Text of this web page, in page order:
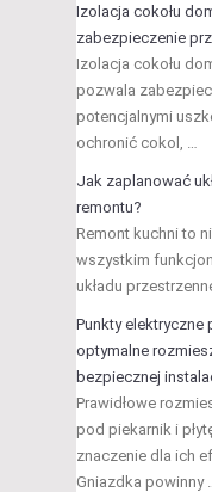
Izolacja cokołu
zabezpieczenie
Izolacja cokołu
pozwala
potencjalnymi
ochronić cokol, …
Jak zaplanować
remontu?
Remont kuchni to
wszystkim
układu
Punkty elektryczne
optymalne
bezpiecznej
Prawidłowe
pod piekarnik i
znaczenie dla ich
Gniazdka powinny …